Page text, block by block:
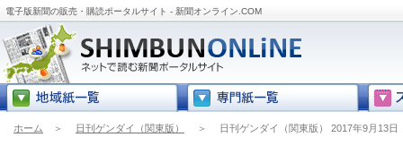
電子版新聞の販売・購読ポータルサイト - 新聞オンライン.COM
ホーム ＞ 日刊ゲンダイ（関東版） ＞ 日刊ゲンダイ（関東版） 2017年9月13日